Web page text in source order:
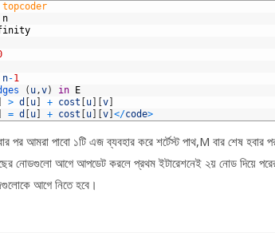
n
n-1
( u,v) in
E
> d u + cost u v
= d u + cost u v </code>
পর আমরা পাবো ১টি এজ ব্যবহার করে শর্টেস্ট পাথ,M বার শেষ হবার
নোডগুলো আগে আপডেট করলে প্রথম ইটারেশনেই ২য় নোড দিয়ে
আগে নিতে হবে।